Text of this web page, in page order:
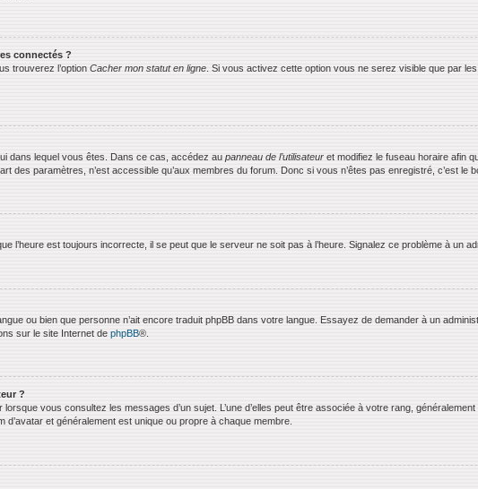
connectés ?
trouverez l’option Cacher mon statut en ligne . Si vous activez cette option vous ne serez visible que par
dans lequel vous êtes. Dans ce cas, accédez au panneau de l’utilisateur et modifiez le fuseau horaire afin
des paramètres, n’est accessible qu’aux membres du forum. Donc si vous n’êtes pas enregistré, c’est le
l’heure est toujours incorrecte, il se peut que le serveur ne soit pas à l’heure. Signalez ce problème à un
ou bien que personne n’ait encore traduit phpBB dans votre langue. Essayez de demander à un
sur le site Internet de phpBB®.
?
vous consultez les messages d’un sujet. L’une d’elles peut être associée à votre rang,
et généralement est unique ou propre à chaque membre.